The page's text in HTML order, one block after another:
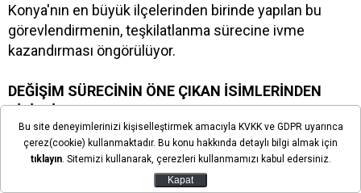
Konya'nın en büyük ilçelerinden birinde yapılan bu
görevlendirmenin, teşkilatlanma sürecine ivme
kazandırması öngörülüyor.
DEĞİŞİM SÜRECİNİN ÖNE ÇIKAN İSİMLERİNDEN
BİRİYDİ
Onur Düzgün, Cumhuriyet Halk Partisi'nde Özgür
Özel'in genel başkan seçildiği değişim kurultayı
sürecinde Konya'da aktif rol üstlenen isimler arasında
Bu site deneyimlerinizi kişiselleştirmek amacıyla KVKK ve GDPR uyarınca
çerez(cookie) kullanmaktadır. Bu konu hakkında detaylı bilgi almak için
tıklayın. Sitemizi kullanarak, çerezleri kullanmamızı kabul edersiniz.
Kapat